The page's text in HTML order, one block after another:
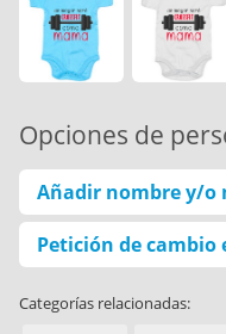
Opciones de
Añadir nombre y/o
Petición de cambio
Categorías relacionadas: